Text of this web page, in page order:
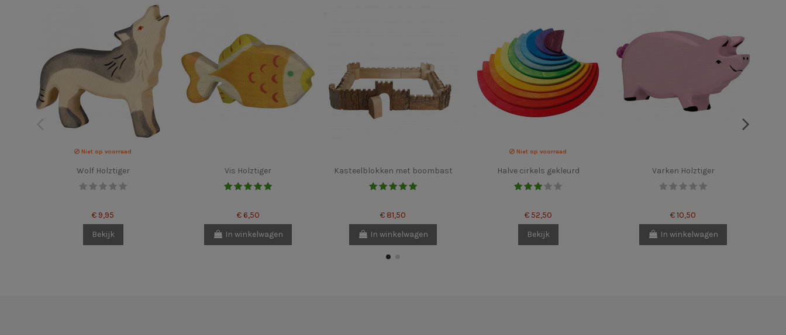
Niet op voorraad
Wolf Holztiger
€ 9,95
Bekijk
Vis Holztiger
€ 6,50
In winkelwagen
Kasteelblokken met boombast
€ 81,50
In winkelwagen
Niet op voorraad
Halve cirkels gekleurd
€ 52,50
Bekijk
Varken Holztiger
€ 10,50
In winkelwagen